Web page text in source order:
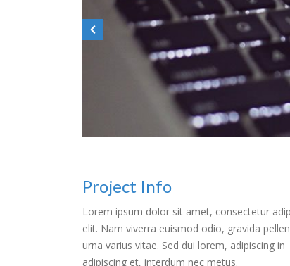
Project Info
Lorem ipsum dolor sit amet, consectetur
elit. Nam viverra euismod odio, gravida
urna varius vitae. Sed dui lorem, adipiscing in
adipiscing et, interdum nec metus.